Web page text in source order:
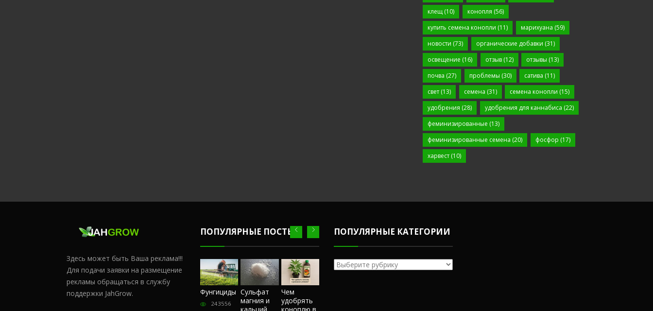
клещ (10) конопля (56)
купить семена конопли (11) марихуана (59)
новости (73) органические добавки (31)
освещение (16) отзыв(12) отзывы (13)
почва (27) проблемы (30) сатива (11)
свет (13) семена (31) семена конопли (15)
удобрения (28) удобрения для каннабиса (22)
феминизированные (13)
феминизированные семена (20) фосфор (17)
харвест (10)
Здесь может быть Ваша реклама!!!
Для подачи заявки на размещение
рекламы обращаться в службу
поддержки JahGrow.
ПОПУЛЯРНЫЕ ПОСТЫ
Сульфат
магния и
Чем
Честный
Фунгициды
243556
Сульфат
магния и
кальций
Чем
удобрять
коноплю в
ПОПУЛЯРНЫЕ КАТЕГОРИИ
Популярные